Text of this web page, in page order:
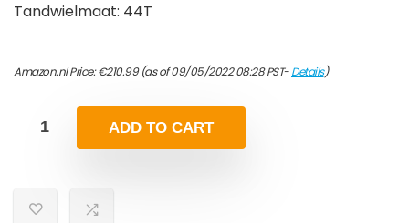
Tandwielmaat: 44T
Amazon.nl Price:€210.99(as of 09/05/2022 08:28 PST-Details)
ADD TO CART